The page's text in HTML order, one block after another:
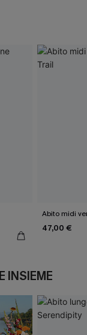
Abito midi
47,00 €
INSIEME